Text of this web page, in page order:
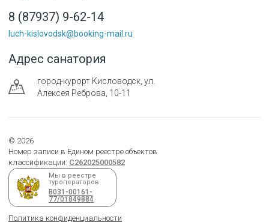
8 (87937) 9-62-14
luch-kislovodsk@booking-mail.ru
Адрес санатория
город-курорт Кисловодск ул.
Алексея Реброва, 10-11
© 2026
Номер записи в Едином реестре объектов
классификации: С262025000582
Мы в реестре
туроператоров
В031-00161-
77/01849884
Политика конфиденциальности